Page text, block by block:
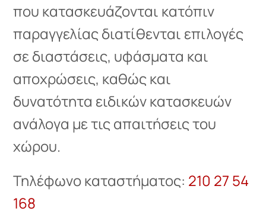
που κατασκευάζονται κατόπιν
παραγγελίας διατίθενται επιλογές
σε διαστάσεις, υφάσματα και
αποχρώσεις, καθώς και
δυνατότητα ειδικών κατασκευών
ανάλογα με τις απαιτήσεις του
χώρου.
Τηλέφωνο καταστήματος: 210 27 54
168